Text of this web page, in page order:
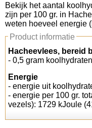
Koolhydraten
Links
Bekijk het aantal
zijn per 100 gr. in
weten hoeveel energie
Product informatie
Hacheevlees, bereid
- 0,5 gram
Energie
- energie uit
- energie per 100 gr.
vezels): 1729 kJoule